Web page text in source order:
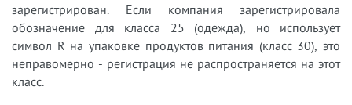
зарегистрирован. Если компания зарегистрировала
обозначение для класса 25 (одежда), но использует
символ R на упаковке продуктов питания (класс 30), это
неправомерно - регистрация не распространяется на этот
класс.